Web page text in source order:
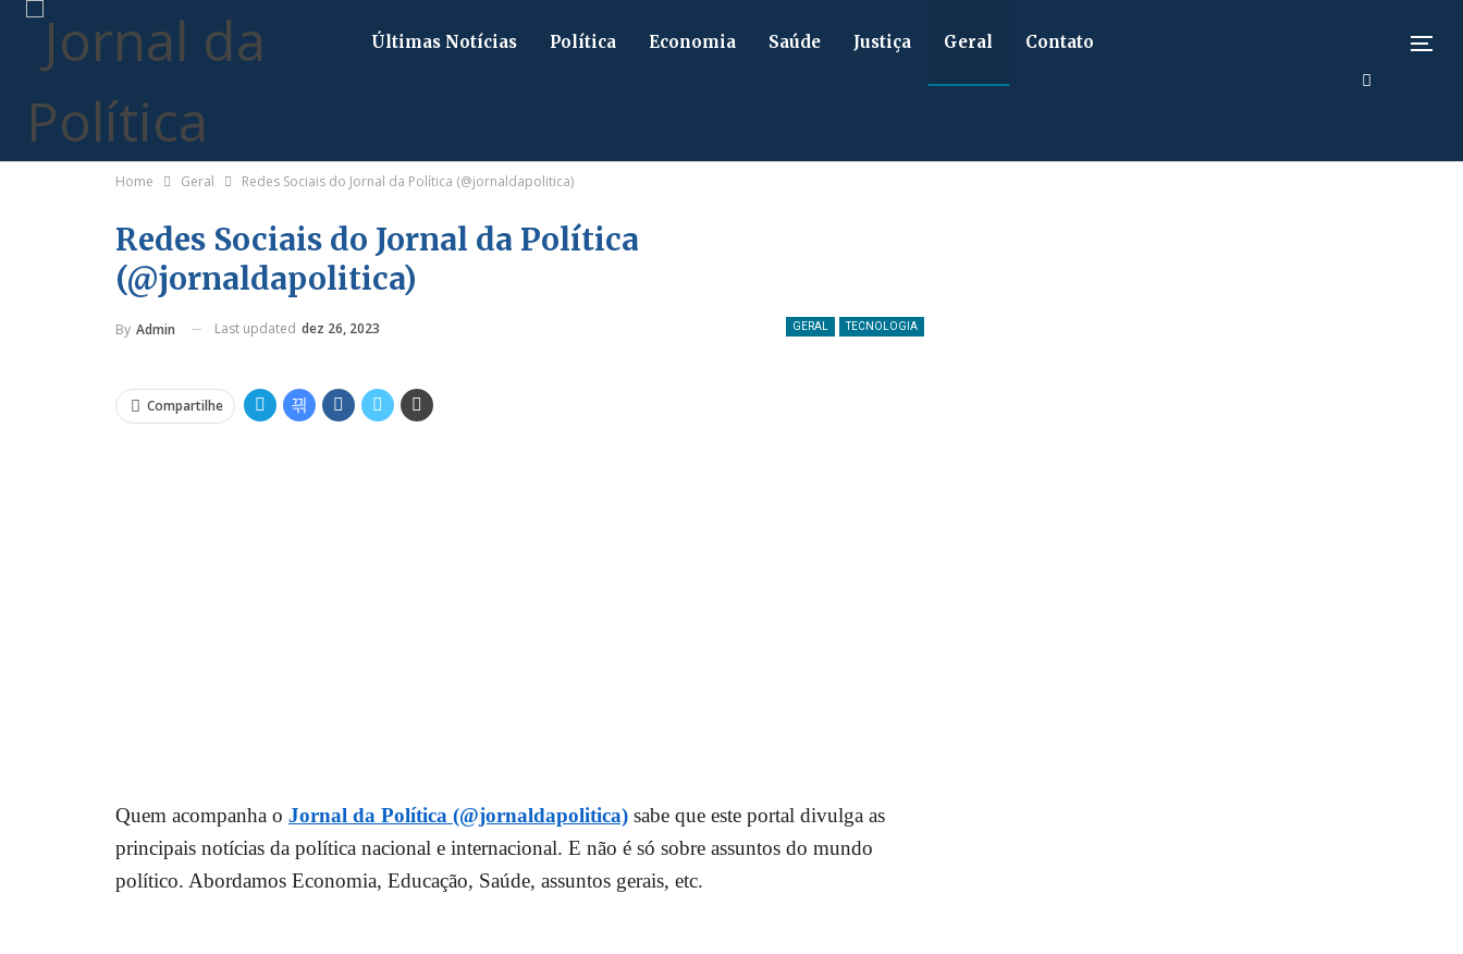
Últimas Notícias Política Economia Saúde Justiça Geral Contato
Home Geral Redes Sociais do Jornal da Política (@jornaldapolitica)
Redes Sociais do Jornal da Política
(@jornaldapolitica)
GERAL TECNOLOGIA
By Admin Last updated dez 26, 2023
Compartilhe
Quem acompanha o Jornal da Política (@jornaldapolitica) sabe que este portal divulga as
principais notícias da política nacional e internacional. E não é só sobre assuntos do mundo
político. Abordamos Economia, Educação, Saúde, assuntos gerais, etc.